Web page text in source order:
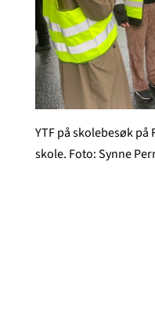
YTF på skolebesøk
skole. Foto: Synne